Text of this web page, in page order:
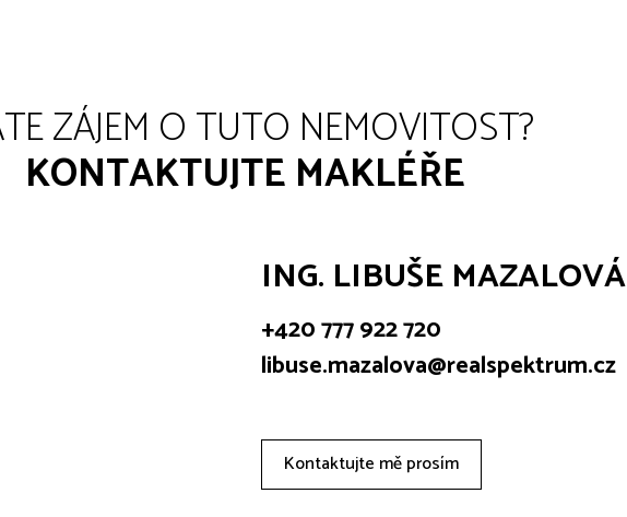
ZÁJEM O TUTO NEMOVITOST?
KONTAKTUJTE MAKLÉŘE
ING. LIBUŠE MAZALOVÁ
+420 777 922 720
libuse.mazalova@realspektrum.cz
Kontaktujte mě prosím